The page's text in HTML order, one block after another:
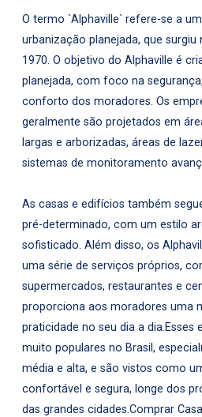
O termo `Alphaville` refere-se a
urbanização planejada, que surgiu
1970. O objetivo do Alphaville é
planejada, com foco na
conforto dos moradores. Os
geralmente são projetados em
largas e arborizadas, áreas de
sistemas de monitoramento
As casas e edifícios também
pré-determinado, com um estilo
sofisticado. Além disso, os
uma série de serviços próprios,
supermercados, restaurantes e
proporciona aos moradores uma
praticidade no seu dia a dia.Esses
muito populares no Brasil,
média e alta, e são vistos como
confortável e segura, longe dos
das grandes cidades.Comprar